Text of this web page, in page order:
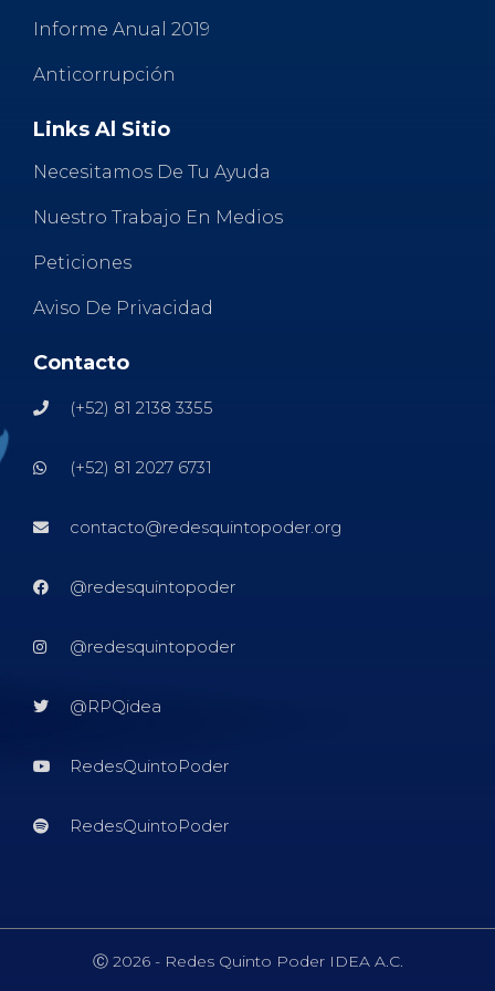
Informe Anual 2019
Anticorrupción
Links Al Sitio
Necesitamos De Tu Ayuda
Nuestro Trabajo En Medios
Peticiones
Aviso De Privacidad
Contacto
(+52) 81 2138 3355
(+52) 81 2027 6731
contacto@redesquintopoder.org
@redesquintopoder
@redesquintopoder
@RPQidea
RedesQuintoPoder
RedesQuintoPoder
Ⓒ 2026 - Redes Quinto Poder IDEA A.C.